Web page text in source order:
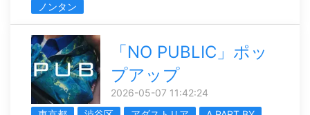
ノンタン
「NO PUBLIC」ポッ
プアップ
2026-05-07 11:42:24